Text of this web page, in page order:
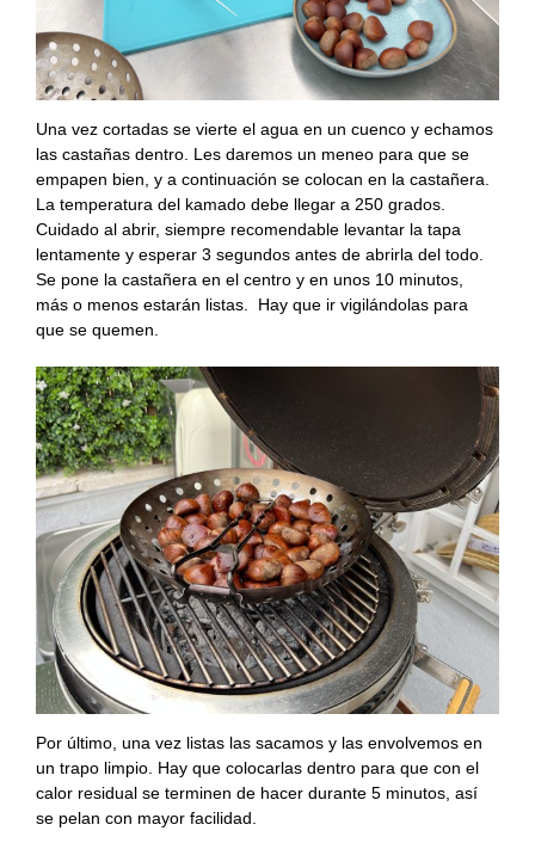
Una vez cortadas se vierte el agua en un cuenco y echamos
las castañas dentro. Les daremos un meneo para que se
empapen bien, y a continuación se colocan en la castañera.
La temperatura del kamado debe llegar a 250 grados.
Cuidado al abrir, siempre recomendable levantar la tapa
lentamente y esperar 3 segundos antes de abrirla del todo.
Se pone la castañera en el centro y en unos 10 minutos,
más o menos estarán listas. Hay que ir vigilándolas para
que se quemen.
Por último, una vez listas las sacamos y las envolvemos en
un trapo limpio. Hay que colocarlas dentro para que con el
calor residual se terminen de hacer durante 5 minutos, así
se pelan con mayor facilidad.